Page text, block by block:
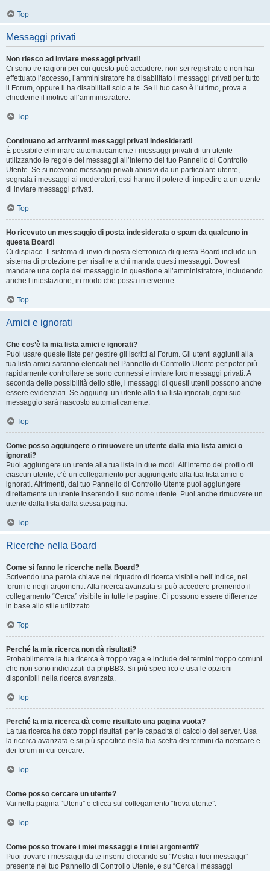
Top
Messaggi privati
Non riesco ad inviare messaggi privati!
Ci sono tre ragioni per cui questo può accadere: non sei registrato o non hai
effettuato l’accesso, l’amministratore ha disabilitato i messaggi privati per tutto
il Forum, oppure li ha disabilitati solo a te. Se il tuo caso è l’ultimo, prova a
chiederne il motivo all’amministratore.
Top
Continuano ad arrivarmi messaggi privati indesiderati!
È possibile eliminare automaticamente i messaggi privati ​​di un utente
utilizzando le regole dei messaggi all’interno del tuo Pannello di Controllo
Utente. Se si ricevono messaggi privati ​​abusivi da un particolare utente,
segnala i messaggi ai moderatori; essi hanno il potere di impedire a un utente
di inviare messaggi privati​​.
Top
Ho ricevuto un messaggio di posta indesiderata o spam da qualcuno in
questa Board!
Ci dispiace. Il sistema di invio di posta elettronica di questa Board include un
sistema di protezione per risalire a chi manda questi messaggi. Dovresti
mandare una copia del messaggio in questione all’amministratore, includendo
anche l’intestazione, in modo che possa intervenire.
Top
Amici e ignorati
Che cos’è la mia lista amici e ignorati?
Puoi usare queste liste per gestire gli iscritti al Forum. Gli utenti aggiunti alla
tua lista amici saranno elencati nel Pannello di Controllo Utente per poter più
rapidamente controllare se sono connessi e inviare loro messaggi privati. A
seconda delle possibilità dello stile, i messaggi di questi utenti possono anche
essere evidenziati. Se aggiungi un utente alla tua lista ignorati, ogni suo
messaggio sarà nascosto automaticamente.
Top
Come posso aggiungere o rimuovere un utente dalla mia lista amici o
ignorati?
Puoi aggiungere un utente alla tua lista in due modi. All’interno del profilo di
ciascun utente, c’è un collegamento per aggiungerlo alla tua lista amici o
ignorati. Altrimenti, dal tuo Pannello di Controllo Utente puoi aggiungere
direttamente un utente inserendo il suo nome utente. Puoi anche rimuovere un
utente dalla lista dalla stessa pagina.
Top
Ricerche nella Board
Come si fanno le ricerche nella Board?
Scrivendo una parola chiave nel riquadro di ricerca visibile nell’Indice, nei
forum e negli argomenti. Alla ricerca avanzata si può accedere premendo il
collegamento “Cerca” visibile in tutte le pagine. Ci possono essere differenze
in base allo stile utilizzato.
Top
Perché la mia ricerca non dà risultati?
Probabilmente la tua ricerca è troppo vaga e include dei termini troppo comuni
che non sono indicizzati da phpBB3. Sii più specifico e usa le opzioni
disponibili nella ricerca avanzata.
Top
Perché la mia ricerca dà come risultato una pagina vuota?
La tua ricerca ha dato troppi risultati per le capacità di calcolo del server. Usa
la ricerca avanzata e sii più specifico nella tua scelta dei termini da ricercare e
dei forum in cui cercare.
Top
Come posso cercare un utente?
Vai nella pagina “Utenti” e clicca sul collegamento “trova utente”.
Top
Come posso trovare i miei messaggi e i miei argomenti?
Puoi trovare i messaggi da te inseriti cliccando su “Mostra i tuoi messaggi”
presente nel tuo Pannello di Controllo Utente, e su “Cerca i messaggi